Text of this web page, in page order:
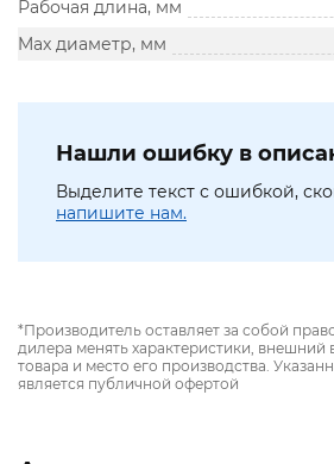
Рабочая длина, мм
Max диаметр, мм
Нашли ошибку в
Выделите текст с ошибкой,
напишите нам.
*Производитель оставляет за собой
дилера менять характеристики,
товара и место его производства.
является публичной офертой